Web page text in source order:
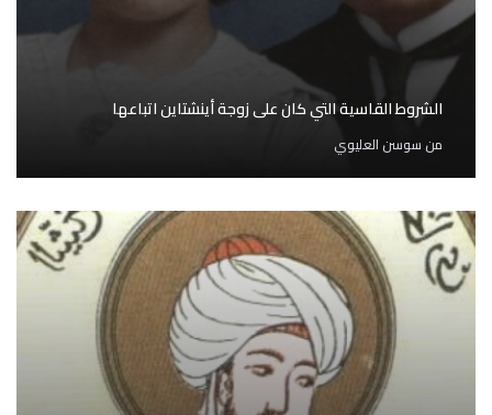
الشروط القاسية التي كان على زوجة أينشتاين اتباعها
من سوسن العليوي